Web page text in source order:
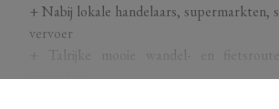
+ Nabij lokale handelaars, supermarkten,
vervoer
+ Talrijke mooie wandel- en
omgeving